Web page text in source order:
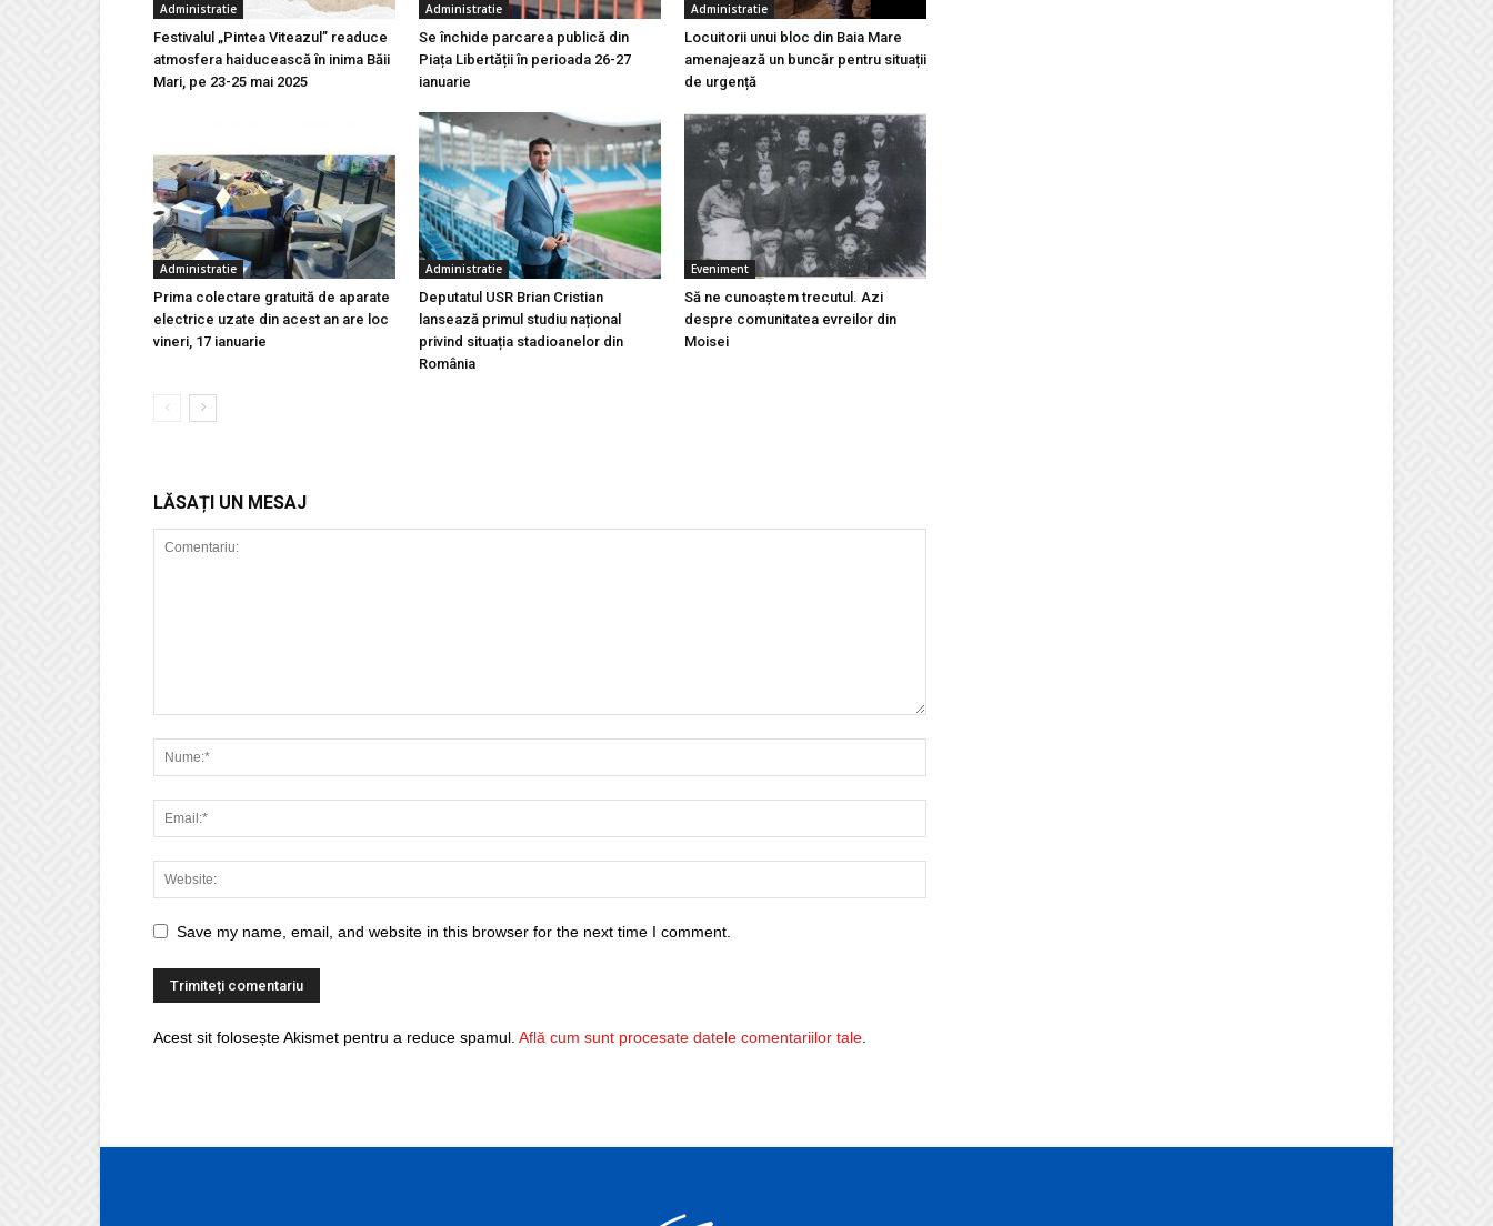
Administratie
Festivalul „Pintea Viteazul” readuce
atmosfera haiducească în inima Băii
Mari, pe 23-25 mai 2025
Administratie
Se închide parcarea publică din
Piața Libertății în perioada 26-27
ianuarie
Administratie
Locuitorii unui bloc din Baia Mare
amenajează un buncăr pentru situații
de urgență
Administratie
Prima colectare gratuită de aparate
electrice uzate din acest an are loc
vineri, 17 ianuarie
Administratie
Deputatul USR Brian Cristian
lansează primul studiu național
privind situația stadioanelor din
România
Eveniment
Să ne cunoaştem trecutul. Azi
despre comunitatea evreilor din
Moisei
LĂSAȚI UN MESAJ
Save my name, email, and website in this browser for the next time I comment.
Acest sit folosește Akismet pentru a reduce spamul. Află cum sunt procesate datele comentariilor tale